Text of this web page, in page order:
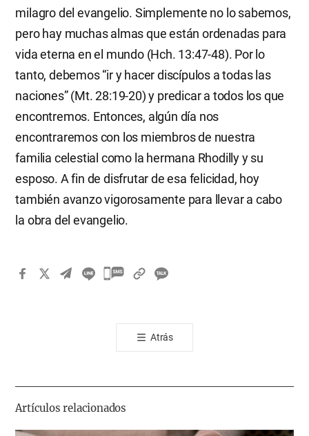
milagro del evangelio. Simplemente no lo sabemos,
pero hay muchas almas que están ordenadas para
vida eterna en el mundo (Hch. 13:47-48). Por lo
tanto, debemos “ir y hacer discípulos a todas las
naciones” (Mt. 28:19-20) y predicar a todos los que
encontremos. Entonces, algún día nos
encontraremos con los miembros de nuestra
familia celestial como la hermana Rhodilly y su
esposo. A fin de disfrutar de esa felicidad, hoy
también avanzo vigorosamente para llevar a cabo
la obra del evangelio.
카
톡
공
기
Atrás
Artículos relacionados